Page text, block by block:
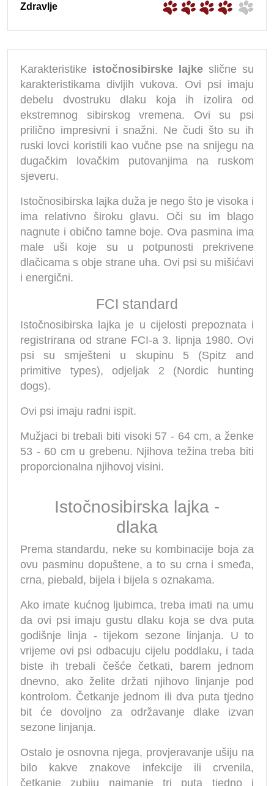
Zdravlje
Karakteristike istočnosibirske lajke slične su
karakteristikama divljih vukova. Ovi psi imaju
debelu dvostruku dlaku koja ih izolira od
ekstremnog sibirskog vremena. Ovi su psi
prilično impresivni i snažni. Ne čudi što su ih
ruski lovci koristili kao vučne pse na snijegu na
dugačkim lovačkim putovanjima na ruskom
sjeveru.
Istočnosibirska lajka duža je nego što je visoka i
ima relativno široku glavu. Oči su im blago
nagnute i obično tamne boje. Ova pasmina ima
male uši koje su u potpunosti prekrivene
dlačicama s obje strane uha. Ovi psi su mišićavi
i energični.
FCI standard
Istočnosibirska lajka je u cijelosti prepoznata i
registrirana od strane FCI-a 3. lipnja 1980. Ovi
psi su smješteni u skupinu 5 (Spitz and
primitive types), odjeljak 2 (Nordic hunting
dogs).
Ovi psi imaju radni ispit.
Mužjaci bi trebali biti visoki 57 - 64 cm, a ženke
53 - 60 cm u grebenu. Njihova težina treba biti
proporcionalna njihovoj visini.
Istočnosibirska lajka -
dlaka
Prema standardu, neke su kombinacije boja za
ovu pasminu dopuštene, a to su crna i smeđa,
crna, piebald, bijela i bijela s oznakama.
Ako imate kućnog ljubimca, treba imati na umu
da ovi psi imaju gustu dlaku koja se dva puta
godišnje linja - tijekom sezone linjanja. U to
vrijeme ovi psi odbacuju cijelu poddlaku, i tada
biste ih trebali češće četkati, barem jednom
dnevno, ako želite držati njihovo linjanje pod
kontrolom. Četkanje jednom ili dva puta tjedno
bit će dovoljno za održavanje dlake izvan
sezone linjanja.
Ostalo je osnovna njega, provjeravanje ušiju na
bilo kakve znakove infekcije ili crvenila,
četkanje zubiju najmanje tri puta tjedno i